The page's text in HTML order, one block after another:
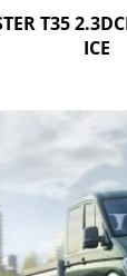
T35
ICE